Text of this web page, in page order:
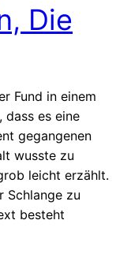
Die
Fund in einem
dass es eine
gegangenen
wusste zu
leicht erzählt.
Schlange zu
besteht